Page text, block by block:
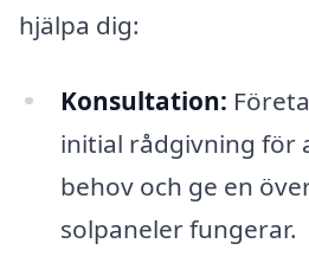
hjälpa dig:
Konsultation:
initial rådgivning för
behov och ge en
solpaneler fungerar.